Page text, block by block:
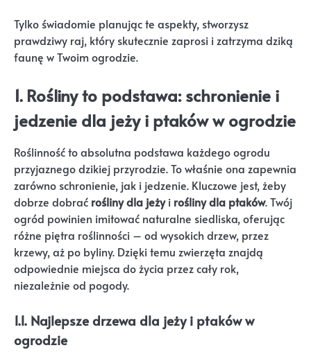
Tylko świadomie planując te aspekty, stworzysz
prawdziwy raj, który skutecznie zaprosi i zatrzyma dziką
faunę w Twoim ogrodzie.
1. Rośliny to podstawa: schronienie i
jedzenie dla jeży i ptaków w ogrodzie
Roślinność to absolutna podstawa każdego ogrodu
przyjaznego dzikiej przyrodzie. To właśnie ona zapewnia
zarówno schronienie, jak i jedzenie. Kluczowe jest, żeby
dobrze dobrać rośliny dla jeżyi rośliny dla ptaków. Twój
ogród powinien imitować naturalne siedliska, oferując
różne piętra roślinności – od wysokich drzew, przez
krzewy, aż po byliny. Dzięki temu zwierzęta znajdą
odpowiednie miejsca do życia przez cały rok,
niezależnie od pogody.
1.1. Najlepsze drzewa dla jeży i ptaków w
ogrodzie